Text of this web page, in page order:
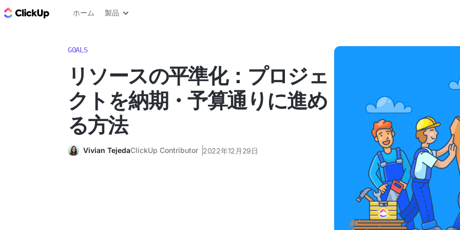
ClickUp ブログ
ホーム 製品
GOALS
リソースの平準化：プロジェ
クトを納期・予算通りに進め
る方法
Vivian TejedaClickUp Contributor 2022年12月29日